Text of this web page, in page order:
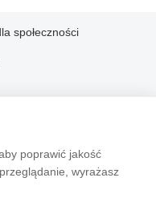
poprawić jakość
wyrażasz
społeczności